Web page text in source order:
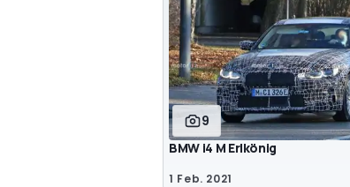
9
BMW i4 M Erlkönig
1 Feb. 2021